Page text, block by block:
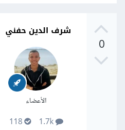
0
شرف الدين حفني
الأعضاء
1.7k
118